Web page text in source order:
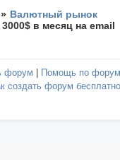
» Валютный рынок
в месяц на email
форум Помощь по